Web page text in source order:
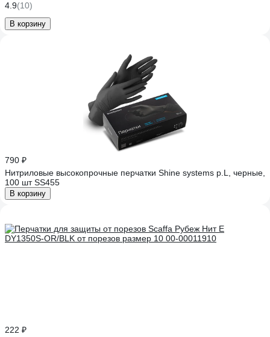
4.9(10)
В корзину
790 ₽
Нитриловые высокопрочные перчатки Shine systems р.L, черные,
100 шт SS455
В корзину
222 ₽